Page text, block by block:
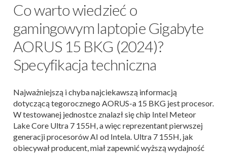
Co warto wiedzieć o
gamingowym laptopie Gigabyte
AORUS 15 BKG (2024)?
Specyfikacja techniczna
Najważniejszą i chyba najciekawszą informacją
dotyczącą tegorocznego AORUS-a 15 BKG jest procesor.
W testowanej jednostce znalazł się chip Intel Meteor
Lake Core Ultra 7 155H, a więc reprezentant pierwszej
generacji procesorów AI od Intela. Ultra 7 155H, jak
obiecywał producent, miał zapewnić wyższą wydajność